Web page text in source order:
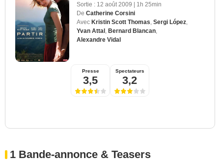
Sortie : 12 août 2009 | 1h 25min
De Catherine Corsini
Avec Kristin Scott Thomas Sergi López
Yvan Attal Bernard Blancan
Alexandre Vidal
Presse
3,5
Spectateurs
3,2
1 Bande-annonce & Teasers